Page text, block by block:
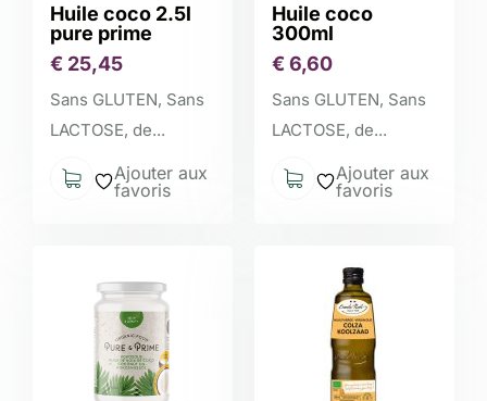
Huile coco 2.5l
pure prime
€ 25,45
Sans GLUTEN, Sans
LACTOSE, de...
Ajouter aux
favoris
Huile coco
300ml
€ 6,60
Sans GLUTEN, Sans
LACTOSE, de...
Ajouter aux
favoris